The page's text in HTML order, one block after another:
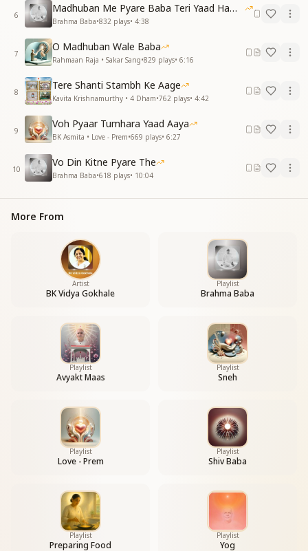
ये बोल बड़े अनमोल मिले
मन को मीठा मकरंद मिला
ये बोल बड़े अनमोल मिले
मन को मीठा मकरंद मिला
मिले पंख उमंगों के उड़ने
दिया खोल द्वार जो बंद मिला
ये मंत्र है जादूसा करता
मेरा बाबा मेरा बाबा
एक गीत यही मन में बजता
मेरा बाबा मेरा बाबा
संगीत यही सुर में सजता
मेरा बाबा मेरा बाबा
एक गीत यही मन में बजता
मेरा बाबा मेरा बाबा
___ ______
6
Madhuban Me Pyare Baba Teri Yaad Hamko Aaye
Brahma Baba•832 plays• 4:38
7
O Madhuban Wale Baba
Rahmaan Raja • Sakar Sang•829 plays• 6:16
8
Tere Shanti Stambh Ke Aage
Kavita Krishnamurthy • 4 Dham•762 plays• 4:42
9
Voh Pyaar Tumhara Yaad Aaya
BK Asmita • Love - Prem•669 plays• 6:27
10
Vo Din Kitne Pyare The
Brahma Baba•618 plays• 10:04
More From
Artist
BK Vidya Gokhale
Playlist
Brahma Baba
Playlist
Avyakt Maas
Playlist
Sneh
Playlist
Love - Prem
Playlist
Shiv Baba
Playlist
Preparing Food
Playlist
Yog